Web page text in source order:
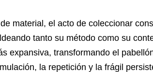
material, el acto de coleccionar
tanto su método como su
expansiva, transformando el
la repetición y la frágil